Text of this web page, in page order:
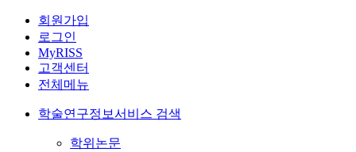
회원가입
로그인
MyRISS
고객센터
전체메뉴
학술연구정보서비스 검색
학위논문